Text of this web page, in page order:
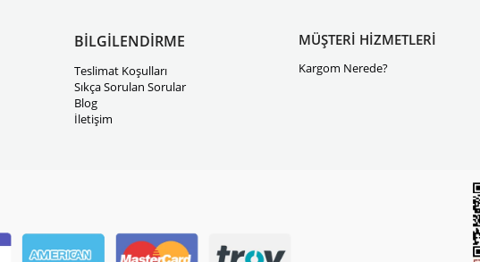
BİLGİLENDİRME
Teslimat Koşulları
Sıkça Sorulan Sorular
Blog
İletişim
MÜŞTERİ HİZMETLERİ
Kargom Nerede?